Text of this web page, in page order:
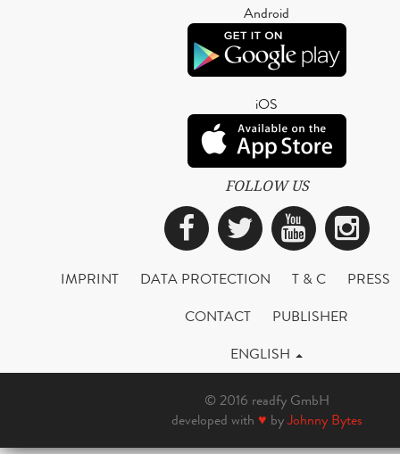
Android
iOS
FOLLOW US
Facebook
Twitter
IMPRINT DATA PROTECTION T & C
PRESS
CONTACT
PUBLISHER
ENGLISH
© 2016 readfy GmbH
developed with ♥ byJohnny Bytes